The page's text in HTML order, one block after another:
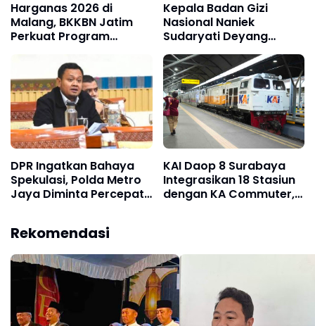
Harganas 2026 di
Malang, BKKBN Jatim
Perkuat Program
Percepatan Penurunan
Stunting
Kepala Badan Gizi
Nasional Naniek
Sudaryati Deyang
Mengundurkan Diri, Ini
Alasannya
DPR Ingatkan Bahaya
Spekulasi, Polda Metro
Jaya Diminta Percepat
KAI Daop 8 Surabaya
Integrasikan 18 Stasiun
dengan KA Commuter,
Rekomendasi